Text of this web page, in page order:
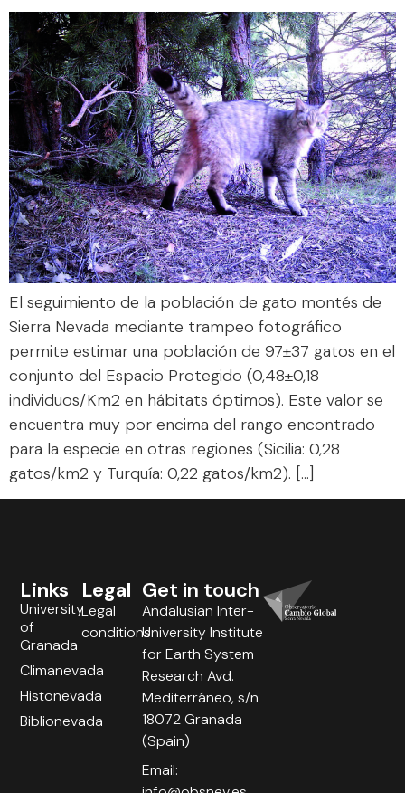
El seguimiento de la población de gato montés de
Sierra Nevada mediante trampeo fotográfico
permite estimar una población de 97±37 gatos en el
conjunto del Espacio Protegido (0,48±0,18
individuos/Km2 en hábitats óptimos). Este valor se
encuentra muy por encima del rango encontrado
para la especie en otras regiones (Sicilia: 0,28
gatos/km2 y Turquía: 0,22 gatos/km2). […]
Legal
Legal
conditions
Links
University
of
Granada
Climanevada
Histonevada
Biblionevada
Get in touch
Andalusian Inter-
University Institute
for Earth System
Research Avd.
Mediterráneo, s/n
18072 Granada
(Spain)
Email: